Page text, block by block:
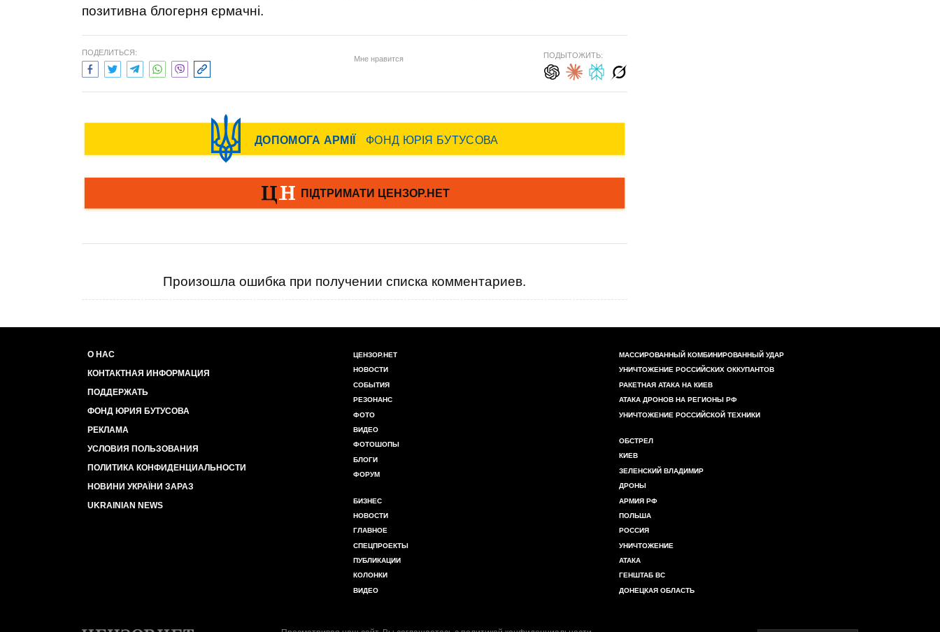
позитивна блогерня єрмачні.
ПОДЕЛИТЬСЯ:
Мне нравится ПОДЫТОЖИТЬ:
Произошла ошибка при получении списка комментариев.
О НАС
КОНТАКТНАЯ ИНФОРМАЦИЯ
ПОДДЕРЖАТЬ
ФОНД ЮРИЯ БУТУСОВА
РЕКЛАМА
УСЛОВИЯ ПОЛЬЗОВАНИЯ
ПОЛИТИКА КОНФИДЕНЦИАЛЬНОСТИ
НОВИНИ УКРАЇНИ ЗАРАЗ
UKRAINIAN NEWS
ЦЕНЗОР.НЕТ
НОВОСТИ
СОБЫТИЯ
РЕЗОНАНС
ФОТО
ВИДЕО
ФОТОШОПЫ
БЛОГИ
ФОРУМ
БИЗНЕС
НОВОСТИ
ГЛАВНОЕ
СПЕЦПРОЕКТЫ
ПУБЛИКАЦИИ
КОЛОНКИ
ВИДЕО
МАССИРОВАННЫЙ КОМБИНИРОВАННЫЙ УДАР
УНИЧТОЖЕНИЕ РОССИЙСКИХ ОККУПАНТОВ
РАКЕТНАЯ АТАКА НА КИЕВ
АТАКА ДРОНОВ НА РЕГИОНЫ РФ
УНИЧТОЖЕНИЕ РОССИЙСКОЙ ТЕХНИКИ
ОБСТРЕЛ
КИЕВ
ЗЕЛЕНСКИЙ ВЛАДИМИР
ДРОНЫ
АРМИЯ РФ
ПОЛЬША
РОССИЯ
УНИЧТОЖЕНИЕ
АТАКА
ГЕНШТАБ ВС
ДОНЕЦКАЯ ОБЛАСТЬ